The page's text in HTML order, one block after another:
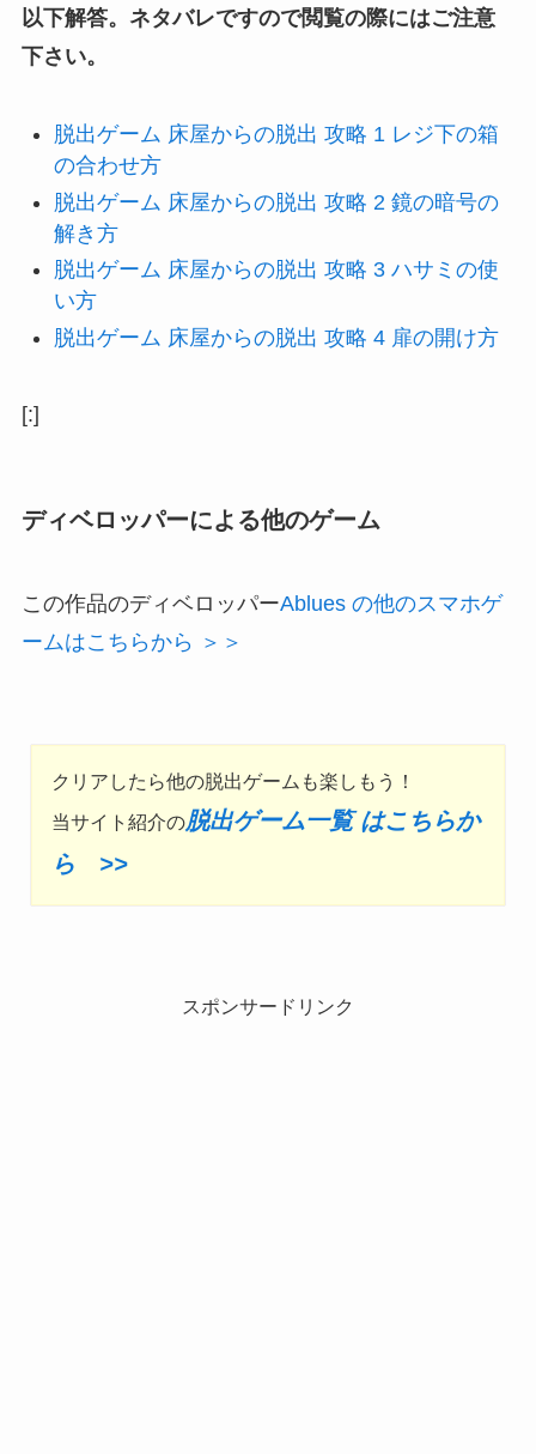
以下解答。ネタバレですので閲覧の際にはご注意
下さい。
脱出ゲーム 床屋からの脱出 攻略 1 レジ下の箱
の合わせ方
脱出ゲーム 床屋からの脱出 攻略 2 鏡の暗号の
解き方
脱出ゲーム 床屋からの脱出 攻略 3 ハサミの使
い方
脱出ゲーム 床屋からの脱出 攻略 4 扉の開け方
[:]
ディベロッパーによる他のゲーム
この作品のディベロッパーAblues の他のスマホゲ
ームはこちらから ＞＞
クリアしたら他の脱出ゲームも楽しもう！
当サイト紹介の脱出ゲーム一覧 はこちらか
ら >>
スポンサードリンク